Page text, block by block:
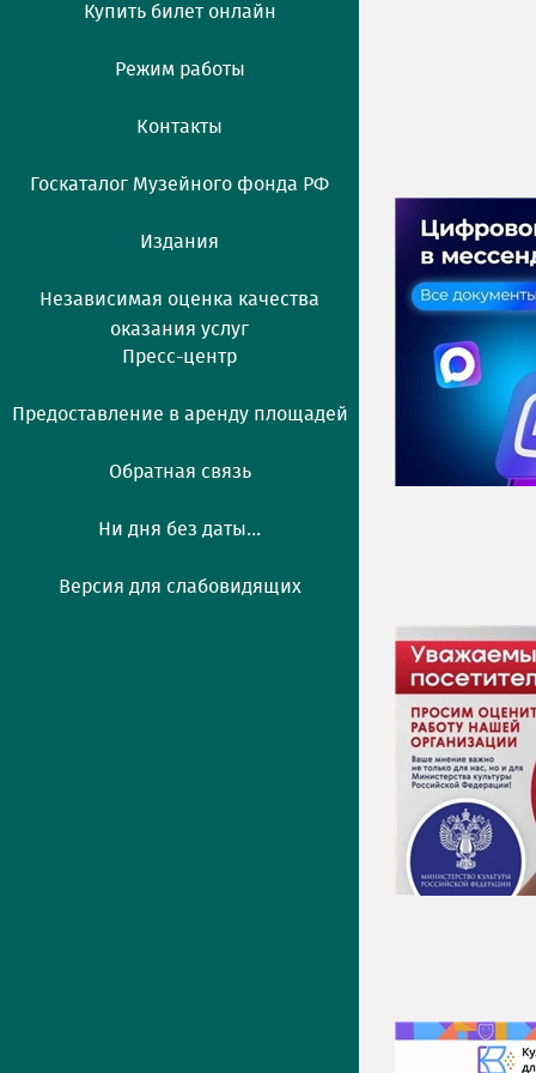
Купить билет онлайн
Режим работы
Контакты
Госкаталог Музейного фонда РФ
Издания
Независимая оценка качества
оказания услуг
Пресс-центр
Предоставление в аренду площадей
Обратная связь
Ни дня без даты...
Версия для слабовидящих